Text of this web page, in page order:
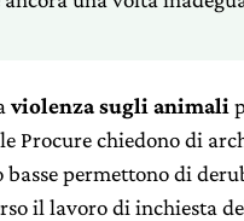
violenza sugli animali
Procure chiedono di
basse permettono di
il lavoro di inchiesta